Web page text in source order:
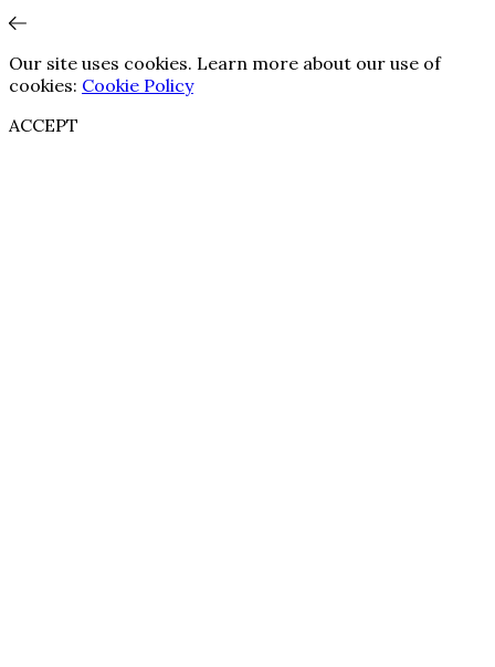
Our site uses cookies. Learn more about our use of
cookies: Cookie Policy
ACCEPT